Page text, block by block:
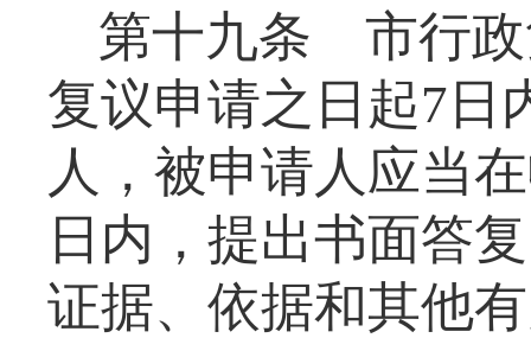
第十九条 市行政
复议申请之日起7 日
人，被申请人应当
日内，提出书面答
证据、依据和其他